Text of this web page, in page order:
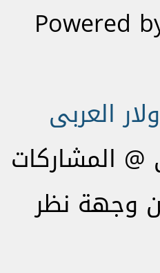
Powered
العربى
المشاركات
وجهة نظر